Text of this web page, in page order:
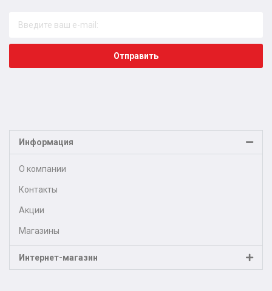
Отправить
Информация
О компании
Контакты
Акции
Магазины
Интернет-магазин